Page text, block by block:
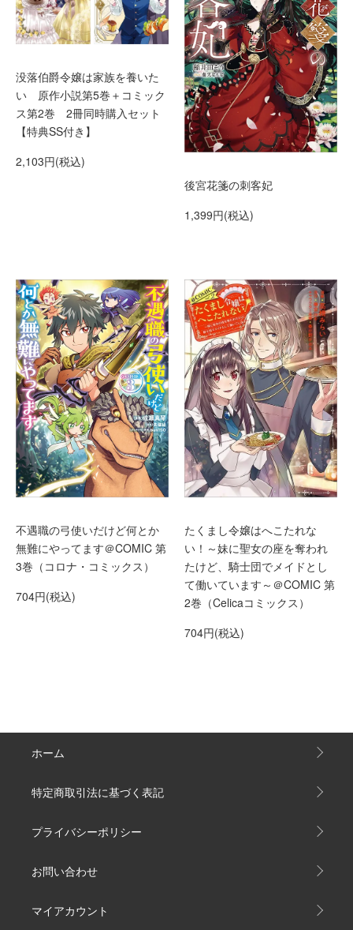
没落伯爵令嬢は家族を養いた
い 原作小説第5巻＋コミック
ス第2巻 2冊同時購入セット
【特典SS付き】
2,103円(税込)
後宮花箋の刺客妃
1,399円(税込)
不遇職の弓使いだけど何とか
無難にやってます＠COMIC 第
3巻（コロナ・コミックス）
704円(税込)
たくまし令嬢はへこたれな
い！～妹に聖女の座を奪われ
たけど、騎士団でメイドとし
て働いています～＠COMIC 第
2巻（Celicaコミックス）
704円(税込)
ホーム
特定商取引法に基づく表記
プライバシーポリシー
お問い合わせ
マイアカウント